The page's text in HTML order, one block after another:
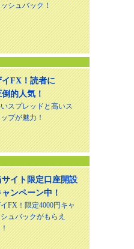
シュバック！
イFX！読者に
倒的人気！
スプレッドと高いス
プが魅力！
サイト限定口座開設
ャンペーン中！
FX！限定4000円キャ
シュバックがもらえ